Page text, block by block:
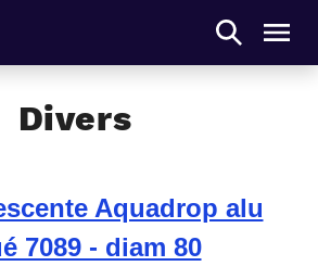
Divers
Aquadrop alu
7089 - diam 80